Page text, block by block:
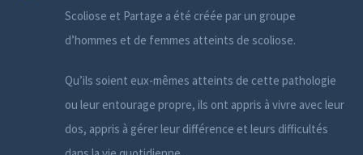
Scoliose et Partage a été créée par un groupe
d’hommes et de femmes atteints de scoliose.
Qu’ils soient eux-mêmes atteints de cette pathologie
ou leur entourage propre, ils ont appris à vivre avec leur
dos, appris à gérer leur différence et leurs difficultés